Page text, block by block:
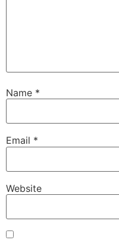
Name *
Email *
Website